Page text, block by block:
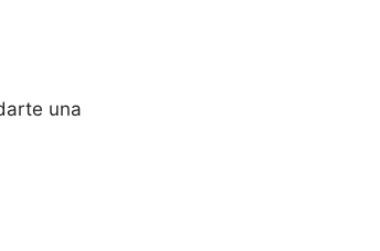
una